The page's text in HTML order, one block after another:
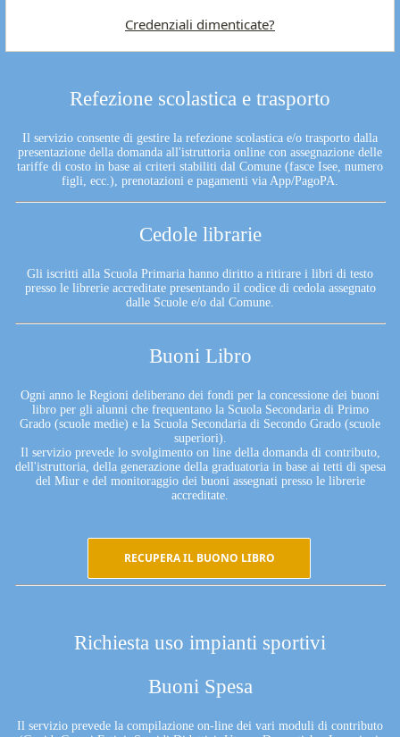
Refezione scolastica e trasporto
Il servizio consente di gestire la refezione scolastica e/o trasporto dalla
presentazione della domanda all'istruttoria online con assegnazione delle
tariffe di costo in base ai criteri stabiliti dal Comune (fasce Isee, numero
figli, ecc.), prenotazioni e pagamenti via App/PagoPA.
Cedole librarie
Gli iscritti alla Scuola Primaria hanno diritto a ritirare i libri di testo
presso le librerie accreditate presentando il codice di cedola assegnato
dalle Scuole e/o dal Comune.
Buoni Libro
Ogni anno le Regioni deliberano dei fondi per la concessione dei buoni
libro per gli alunni che frequentano la Scuola Secondaria di Primo
Grado (scuole medie) e la Scuola Secondaria di Secondo Grado (scuole
superiori).
Il servizio prevede lo svolgimento on line della domanda di contributo,
dell'istruttoria, della generazione della graduatoria in base ai tetti di spesa
del Miur e del monitoraggio dei buoni assegnati presso le librerie
accreditate.
RECUPERA IL BUONO LIBRO
Richiesta uso impianti sportivi
Buoni Spesa
Il servizio prevede la compilazione on-line dei vari moduli di contributo
Credenziali dimenticate?